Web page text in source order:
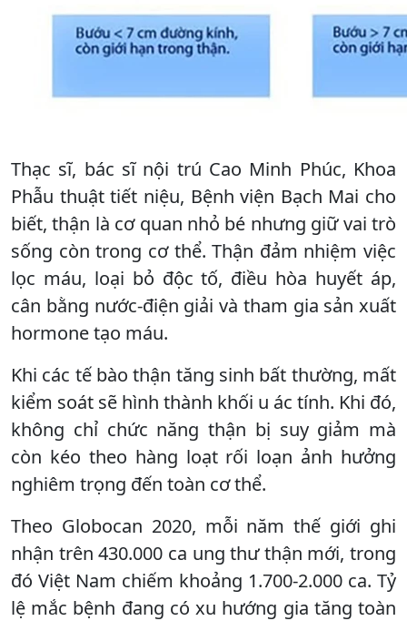
Thạc sĩ, bác sĩ nội trú Cao Minh Phúc, Khoa
Phẫu thuật tiết niệu, Bệnh viện Bạch Mai cho
biết, thận là cơ quan nhỏ bé nhưng giữ vai trò
sống còn trong cơ thể. Thận đảm nhiệm việc
lọc máu, loại bỏ độc tố, điều hòa huyết áp,
cân bằng nước-điện giải và tham gia sản xuất
hormone tạo máu.
Khi các tế bào thận tăng sinh bất thường, mất
kiểm soát sẽ hình thành khối u ác tính. Khi đó,
không chỉ chức năng thận bị suy giảm mà
còn kéo theo hàng loạt rối loạn ảnh hưởng
nghiêm trọng đến toàn cơ thể.
Theo Globocan 2020, mỗi năm thế giới ghi
nhận trên 430.000 ca ung thư thận mới, trong
đó Việt Nam chiếm khoảng 1.700-2.000 ca. Tỷ
lệ mắc bệnh đang có xu hướng gia tăng toàn